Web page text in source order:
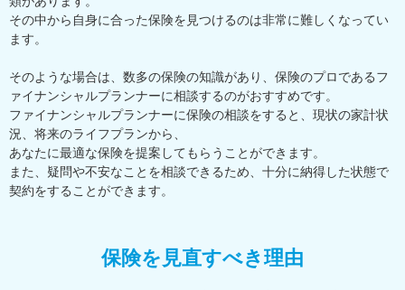
その中から自身に合った保険を見つけるのは非常に難しくなってい
ます。
そのような場合は、数多の保険の知識があり、保険のプロであるフ
ァイナンシャルプランナーに相談するのがおすすめです。
ファイナンシャルプランナーに保険の相談をすると、現状の家計状
況、将来のライフプランから、
あなたに最適な保険を提案してもらうことができます。
また、疑問や不安なことを相談できるため、十分に納得した状態で
契約をすることができます。
保険を見直すべき理由